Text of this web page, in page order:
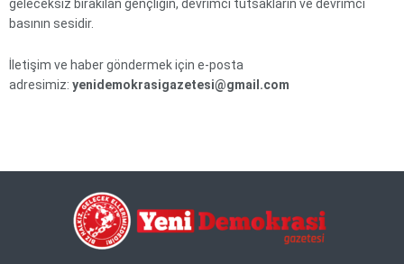
geleceksiz bırakılan gençliğin, devrimci tutsakların ve devrimci
basının sesidir.
İletişim ve haber göndermek için e-posta
adresimiz: yenidemokrasigazetesi@gmail.com